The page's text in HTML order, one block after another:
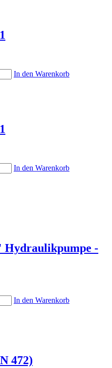
In den Warenkorb
In den Warenkorb
Hydraulikpumpe -
In den Warenkorb
472)